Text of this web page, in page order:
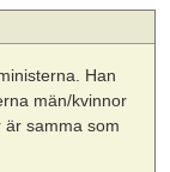
Han
män/kvinnor
är samma som